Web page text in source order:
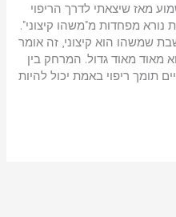
מאז שיצאתי לדרך הריפוי
נורא מפחדות מ"משהו קיצוני".
שמשהו הוא קיצוני, זה אומר
מאוד מאוד גדול. המרחק בין
תומך ריפוי באמת יכול להיות